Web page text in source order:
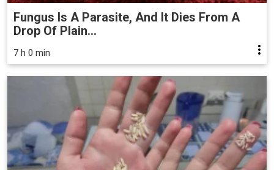
Fungus Is A Parasite, And It Dies From A
Drop Of Plain...
7 h 0 min